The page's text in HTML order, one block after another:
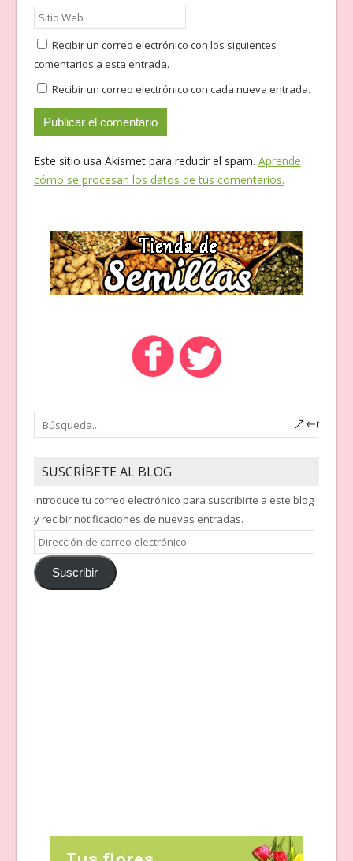
Recibir un correo electrónico con los siguientes
comentarios a esta entrada.
Recibir un correo electrónico con cada nueva entrada.
Este sitio usa Akismet para reducir el spam. Aprende
cómo se procesan los datos de tus comentarios.
SUSCRÍBETE AL BLOG
Introduce tu correo electrónico para suscribirte a este blog
y recibir notificaciones de nuevas entradas.
Dirección
de
correoSuscribir